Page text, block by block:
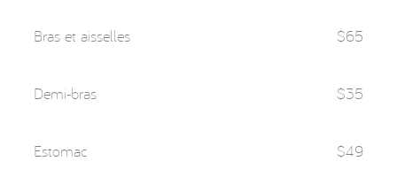
Bras et aisselles
Demi-bras
Estomac
$65
$35
$49